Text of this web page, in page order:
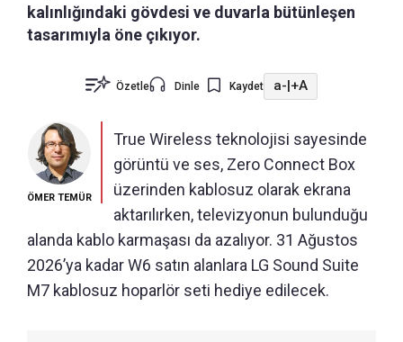
kalınlığındaki gövdesi ve duvarla bütünleşen
tasarımıyla öne çıkıyor.
Özetle Dinle Kaydet a-|+A
ÖMER TEMÜR
True Wireless teknolojisi sayesinde
görüntü ve ses, Zero Connect Box
üzerinden kablosuz olarak ekrana
aktarılırken, televizyonun bulunduğu
alanda kablo karmaşası da azalıyor. 31 Ağustos
2026’ya kadar W6 satın alanlara LG Sound Suite
M7 kablosuz hoparlör seti hediye edilecek.